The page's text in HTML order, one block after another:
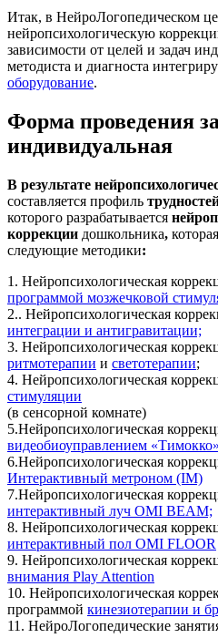
Итак, в НейроЛогопедическом
нейропсихологическую
зависимости от целей и задач
методиста и диагноста
оборудование.
Форма проведения
индивидуальная
В результате
составляется профиль
которого разрабатывается
коррекции дошкольника,
следующие методики:
1. Нейропсихологическая
программой мозжечковой
2.. Нейропсихологическая
интеграции и антигравитации;
3. Нейропсихологическая
ритмотерапии и светотерапии;
4. Нейропсихологическая
стимуляции
(в сенсорной комнате)
5.Нейропсихологическая
видеобиоуправлением «Тимокко»
6.Нейропсихологическая
Интерактивный метроном (IM)
7.Нейропсихологическая
интерактивный луч OMI BEAM;
8. Нейропсихологическая
интерактивный пол OMI FLOOR
9. Нейропсихологическая
внимания Play Attention
10. Нейропсихологическая
программой кинезиотерапии и
11. НейроЛогопедические